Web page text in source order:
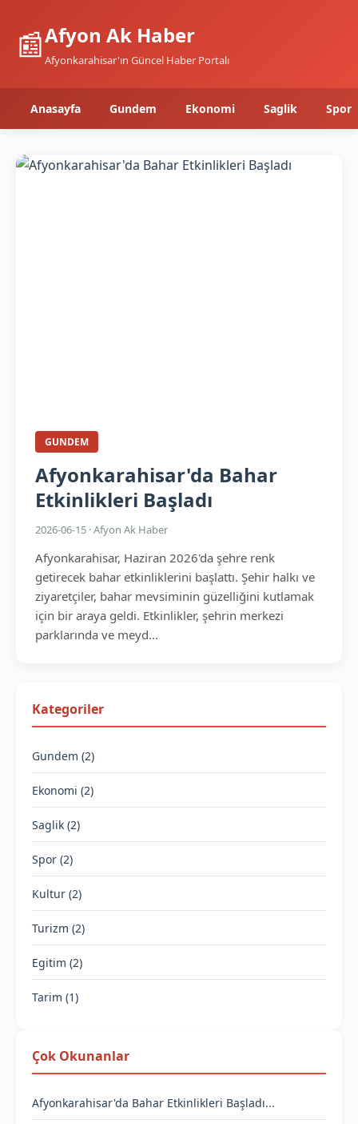
📰Afyon Ak Haber
Afyonkarahisar'ın Güncel Haber Portalı
Anasayfa Gundem Ekonomi Saglik Spor
GUNDEM
Afyonkarahisar'da Bahar
Etkinlikleri Başladı
2026-06-15 · Afyon Ak Haber
Afyonkarahisar, Haziran 2026'da şehre renk
getirecek bahar etkinliklerini başlattı. Şehir halkı ve
ziyaretçiler, bahar mevsiminin güzelliğini kutlamak
için bir araya geldi. Etkinlikler, şehrin merkezi
parklarında ve meyd...
Kategoriler
Gundem (2)
Ekonomi (2)
Saglik (2)
Spor (2)
Kultur (2)
Turizm (2)
Egitim (2)
Tarim (1)
Çok Okunanlar
Afyonkarahisar'da Bahar Etkinlikleri Başladı...